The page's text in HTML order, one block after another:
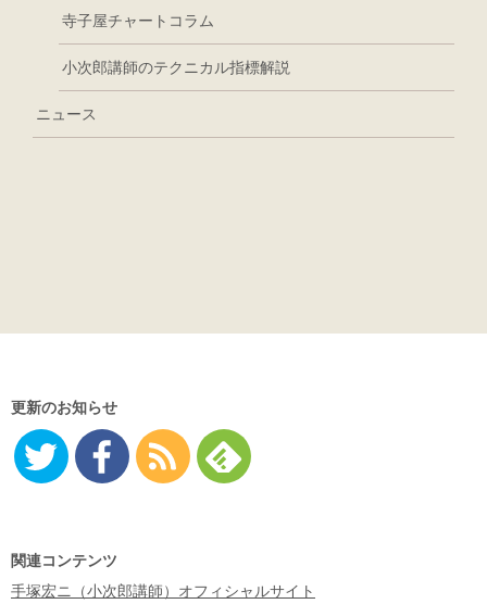
寺子屋チャートコラム
小次郎講師のテクニカル指標解説
ニュース
更新のお知らせ
関連コンテンツ
手塚宏ニ（小次郎講師）オフィシャルサイト